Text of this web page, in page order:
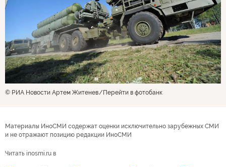
© РИА Новости Артем Житенев Перейти в фотобанк
Материалы ИноСМИ содержат оценки исключительно зарубежных СМИ
и не отражают позицию редакции ИноСМИ
Читать inosmi.ru в